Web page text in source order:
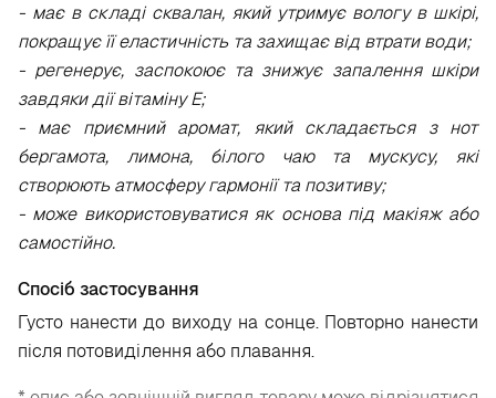
- має в складі сквалан, який утримує вологу в шкірі,
покращує її еластичність та захищає від втрати води;
- регенерує, заспокоює та знижує запалення шкіри
завдяки дії вітаміну Е;
- має приємний аромат, який складається з нот
бергамота, лимона, білого чаю та мускусу, які
створюють атмосферу гармонії та позитиву;
- може використовуватися як основа під макіяж або
самостійно.
Спосіб застосування
Густо нанести до виходу на сонце. Повторно нанести
після потовиділення або плавання.